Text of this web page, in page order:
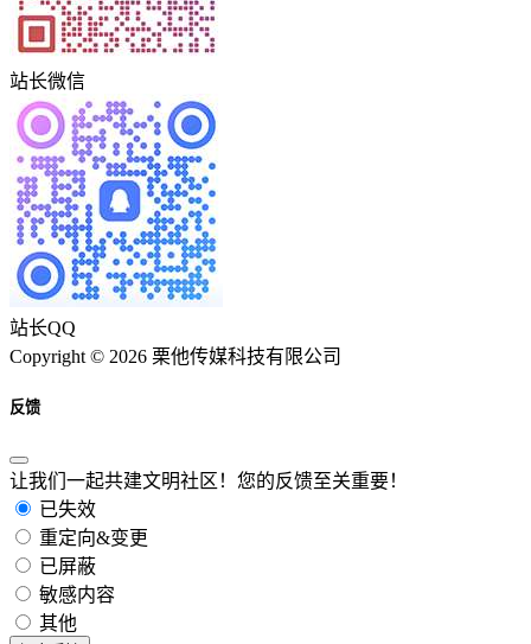
站长微信
站长QQ
Copyright © 2026 栗他传媒科技有限公司
反馈
让我们一起共建文明社区！您的反馈至关重要！
已失效
重定向&变更
已屏蔽
敏感内容
其他